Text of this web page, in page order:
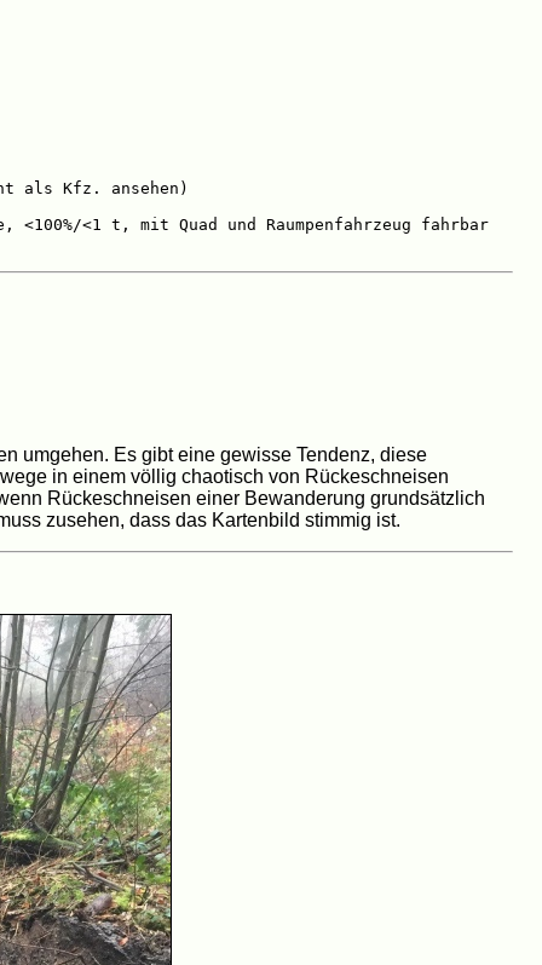
als Kfz. ansehen)
<100%/<1 t, mit Quad und Raumpenfahrzeug fahrbar
umgehen. Es gibt eine gewisse Tendenz, diese
in einem völlig chaotisch von Rückeschneisen
Rückeschneisen einer Bewanderung grundsätzlich
zusehen, dass das Kartenbild stimmig ist.